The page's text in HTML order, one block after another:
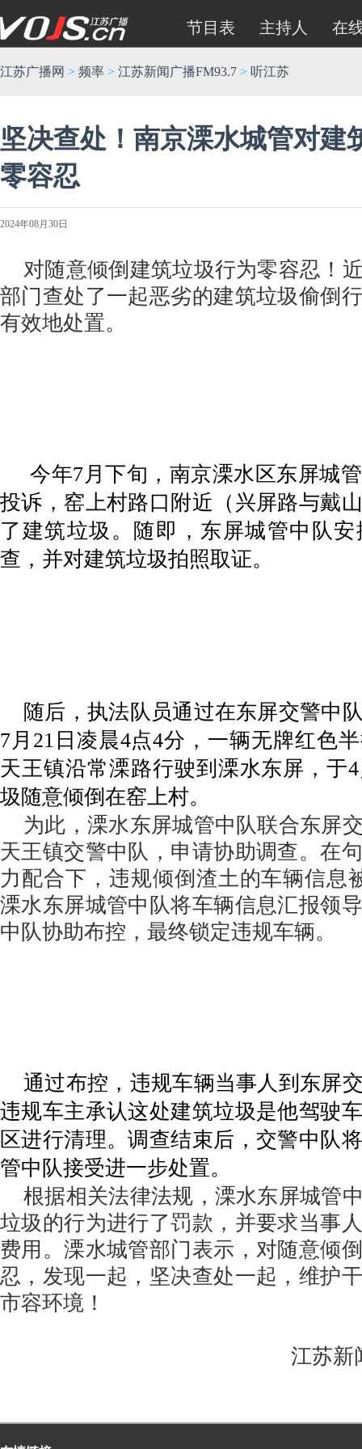
节目表 主持人 在
江苏广播网 > 频率 > 江苏新闻广播FM93.7 > 听江苏
坚决查处！南京溧水城管对建
零容忍
2024年08月30日
对随意倾倒建筑垃圾行为零容忍！
部门查处了一起恶劣的建筑垃圾偷倒
有效地处置。
今年7月下旬，南京溧水区东屏城
投诉，窑上村路口附近（兴屏路与戴
了建筑垃圾。随即，东屏城管中队
查，并对建筑垃圾拍照取证。
随后，执法队员通过在东屏交警中
7月21日凌晨4点4分，一辆无牌红色
天王镇沿常溧路行驶到溧水东屏，于
圾随意倾倒在窑上村。
为此，溧水东屏城管中队联合东屏
天王镇交警中队，申请协助调查。在
力配合下，违规倾倒渣土的车辆信息
溧水东屏城管中队将车辆信息汇报领
中队协助布控，最终锁定违规车辆。
通过布控，违规车辆当事人到东屏
违规车主承认这处建筑垃圾是他驾驶
区进行清理。调查结束后，交警中队
管中队接受进一步处置。
根据相关法律法规，溧水东屏城管
垃圾的行为进行了罚款，并要求当事
费用。溧水城管部门表示，对随意倾
忍，发现一起，坚决查处一起，维护
市容环境！
江苏新